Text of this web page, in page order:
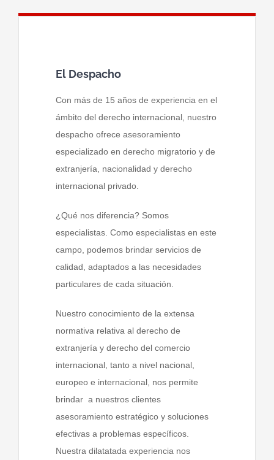
El Despacho
Con más de 15 años de experiencia en el
ámbito del derecho internacional, nuestro
despacho ofrece asesoramiento
especializado en derecho migratorio y de
extranjería, nacionalidad y derecho
internacional privado.
¿Qué nos diferencia? Somos
especialistas. Como especialistas en este
campo, podemos brindar servicios de
calidad, adaptados a las necesidades
particulares de cada situación.
Nuestro conocimiento de la extensa
normativa relativa al derecho de
extranjería y derecho del comercio
internacional, tanto a nivel nacional,
europeo e internacional, nos permite
brindar a nuestros clientes
asesoramiento estratégico y soluciones
efectivas a problemas específicos.
Nuestra dilatatada experiencia nos